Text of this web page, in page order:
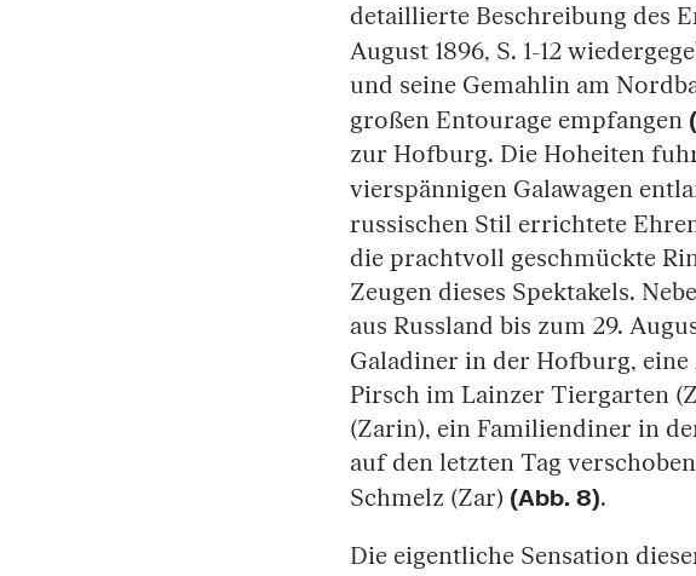
detaillierte Beschreibung des
August 1896, S. 1-12
und seine Gemahlin am
großen Entourage empfangen
zur Hofburg. Die Hoheiten
vierspännigen Galawagen
russischen Stil errichtete
die prachtvoll geschmückte
Zeugen dieses Spektakels.
aus Russland bis zum 29.
Galadiner in der Hofburg,
Pirsch im Lainzer Tiergarten
(Zarin), ein Familiendiner in
auf den letzten Tag
Schmelz (Zar) (Abb. 8).
Die eigentliche Sensation